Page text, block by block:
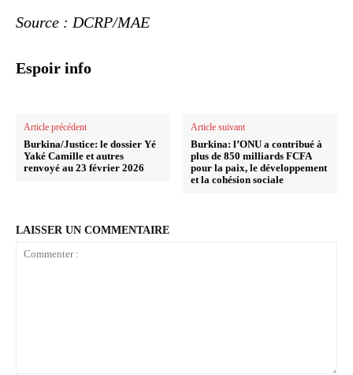
Source : DCRP/MAE
Espoir info
Article précédent
Burkina/Justice: le dossier Yé
Yaké Camille et autres
renvoyé au 23 février 2026
Article suivant
Burkina: l’ONU a contribué à
plus de 850 milliards FCFA
pour la paix, le développement
et la cohésion sociale
LAISSER UN COMMENTAIRE